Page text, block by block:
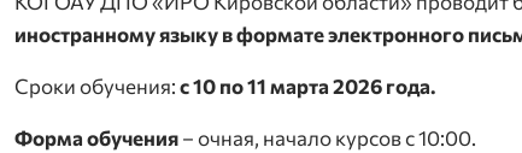
иностранному языку в формате электронного
Сроки обучения:с 10 по 11 марта 2026 года.
Форма обучения– очная, начало курсов с 10:00.